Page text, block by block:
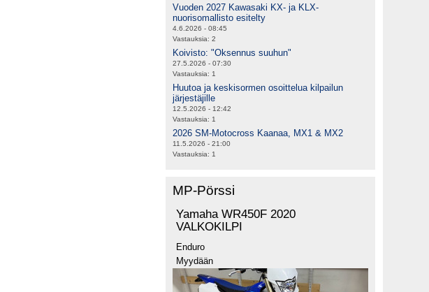
Vuoden 2027 Kawasaki KX- ja KLX-
nuorisomallisto esitelty
4.6.2026 - 08:45
Vastauksia: 2
Koivisto: "Oksennus suuhun"
27.5.2026 - 07:30
Vastauksia: 1
Huutoa ja keskisormen osoittelua kilpailun
järjestäjille
12.5.2026 - 12:42
Vastauksia: 1
2026 SM-Motocross Kaanaa, MX1 & MX2
11.5.2026 - 21:00
Vastauksia: 1
MP-Pörssi
Yamaha WR450F 2020
VALKOKILPI
Enduro
Myydään